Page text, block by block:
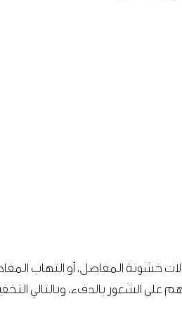
خشونة المفاصل، أو التهاب
على الشعور بالدفء، وبالتالي